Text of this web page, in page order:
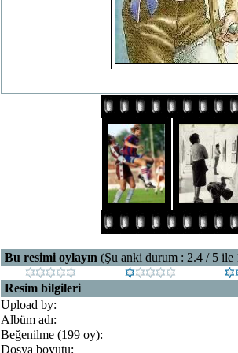
Bu resimi oylayın (Şu anki durum : 2.4 / 5 ile
Resim bilgileri
Upload by:
Albüm adı:
Beğenilme (199 oy):
Dosya boyutu: